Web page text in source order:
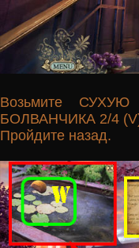
Возьмите
БОЛВАНЧИКА 2/4
Пройдите назад.